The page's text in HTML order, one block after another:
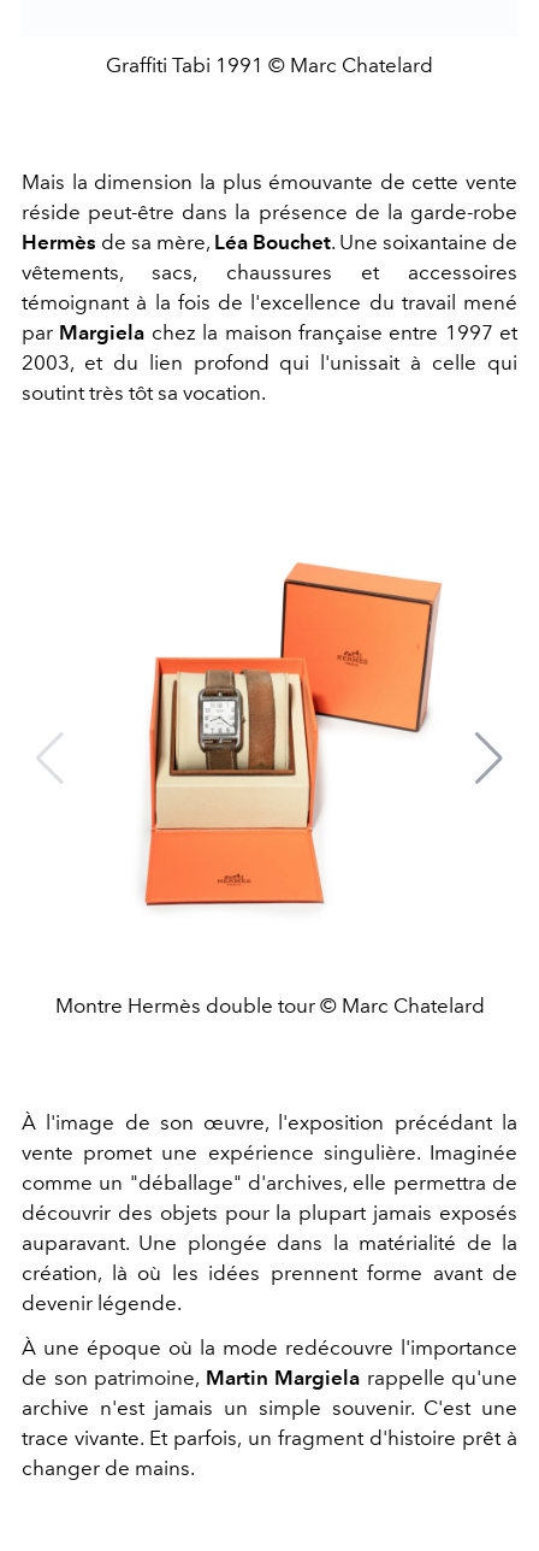
Graffiti Tabi 1991 © Marc Chatelard
Mais la dimension la plus émouvante de cette vente
réside peut-être dans la présence de la garde-robe
Hermès de sa mère, Léa Bouchet. Une soixantaine de
vêtements, sacs, chaussures et accessoires
témoignant à la fois de l'excellence du travail mené
par Margiela chez la maison française entre 1997 et
2003, et du lien profond qui l'unissait à celle qui
soutint très tôt sa vocation.
Montre Hermès double tour © Marc Chatelard
À l'image de son œuvre, l'exposition précédant la
vente promet une expérience singulière. Imaginée
comme un "déballage" d'archives, elle permettra de
découvrir des objets pour la plupart jamais exposés
auparavant. Une plongée dans la matérialité de la
création, là où les idées prennent forme avant de
devenir légende.
À une époque où la mode redécouvre l'importance
de son patrimoine, Martin Margiela rappelle qu'une
archive n'est jamais un simple souvenir. C'est une
trace vivante. Et parfois, un fragment d'histoire prêt à
changer de mains.